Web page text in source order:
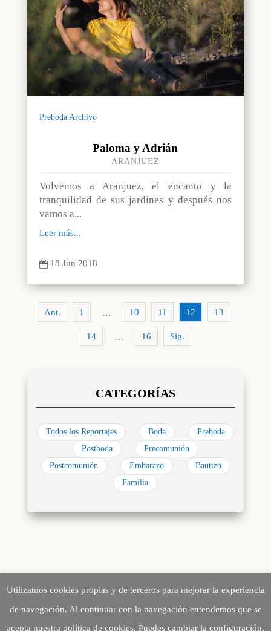
Preboda Archivo
Paloma y Adrián
ARANJUEZ
Volvemos a Aranjuez, el encanto y la
tranquilidad de sus jardines y después nos
vamos a...
Leer más...
 18 Jun 2018
Ant. 1 … 10 11 12 13
14 … 16 Sig.
Todos los Reportajes Boda
Preboda
Postboda
Precomunión
Postcomunión
Embarazo
Bautizo
Familia
Utilizamos cookies propias y de terceros para mejorar la experiencia
de navegación. Al continuar con la navegación entendemos que se
acepta nuestra política de cookies. Puedes cambiar la configuración,